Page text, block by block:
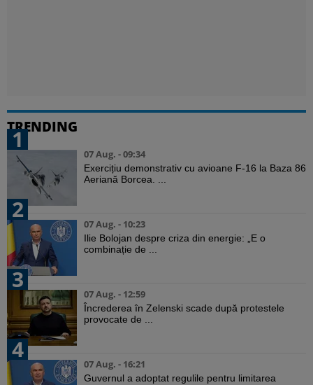
TRENDING
1
07 Aug. - 09:34
Exercițiu demonstrativ cu avioane F-16 la Baza 86
Aeriană Borcea. ...
2
07 Aug. - 10:23
Ilie Bolojan despre criza din energie: „E o
combinație de ...
3
07 Aug. - 12:59
Încrederea în Zelenski scade după protestele
provocate de ...
4
07 Aug. - 16:21
Guvernul a adoptat regulile pentru limitarea